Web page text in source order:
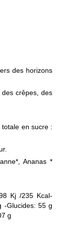
des horizons
crêpes, des
en sucre :
Ananas *
Kj /235 Kcal-
-Glucides: 55 g
g